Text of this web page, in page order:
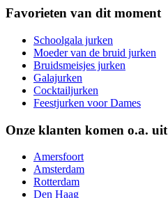
Favorieten van dit moment
Schoolgala jurken
Moeder van de bruid jurken
Bruidsmeisjes jurken
Galajurken
Cocktailjurken
Feestjurken voor Dames
Onze klanten komen o.a. uit
Amersfoort
Amsterdam
Rotterdam
Den Haag